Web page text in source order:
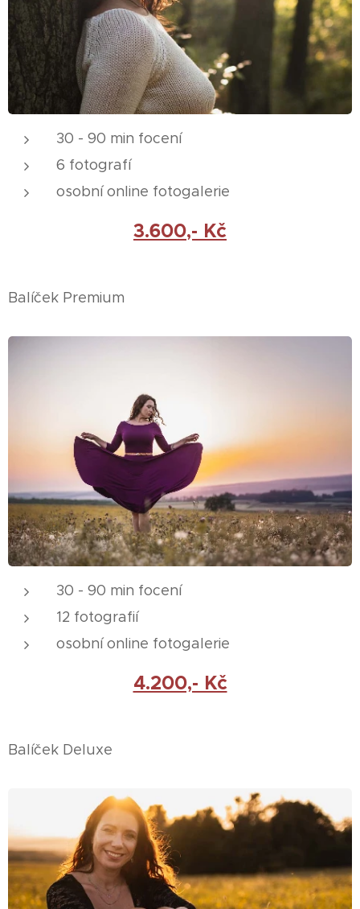
30 - 90 min focení
6 fotografí
osobní online fotogalerie
3.600,- Kč
Balíček Premium
30 - 90 min focení
12 fotografií
osobní online fotogalerie
4.200,- Kč
Balíček Deluxe